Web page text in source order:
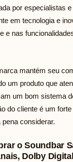
por especialistas
em tecnologia e
e nas
mantém seu
um produto que
um bom sistema
do cliente é um
considerar.
o Soundbar
Dolby